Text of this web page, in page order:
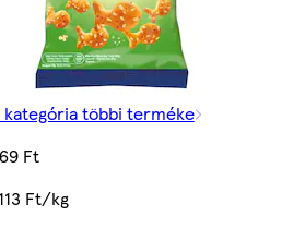
kategória többi terméke
Ft
Ft/kg